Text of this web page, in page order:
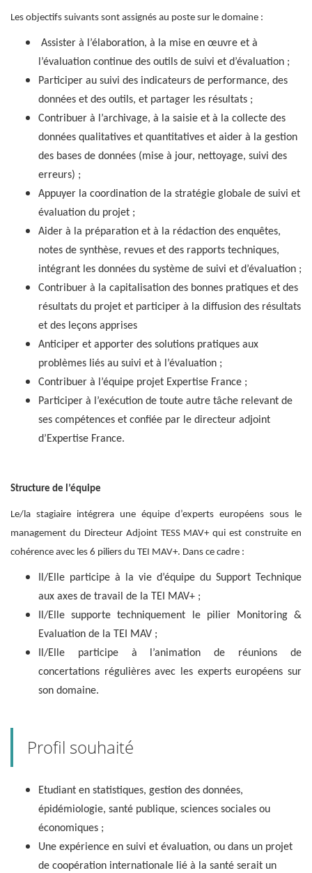
Les objectifs suivants sont assignés au poste sur le domaine :
Assister à l’élaboration, à la mise en œuvre et à
l’évaluation continue des outils de suivi et d’évaluation ;
Participer au suivi des indicateurs de performance, des
données et des outils, et partager les résultats ;
Contribuer à l’archivage, à la saisie et à la collecte des
données qualitatives et quantitatives et aider à la gestion
des bases de données (mise à jour, nettoyage, suivi des
erreurs) ;
Appuyer la coordination de la stratégie globale de suivi et
évaluation du projet ;
Aider à la préparation et à la rédaction des enquêtes,
notes de synthèse, revues et des rapports techniques,
intégrant les données du système de suivi et d’évaluation ;
Contribuer à la capitalisation des bonnes pratiques et des
résultats du projet et participer à la diffusion des résultats
et des leçons apprises
Anticiper et apporter des solutions pratiques aux
problèmes liés au suivi et à l’évaluation ;
Contribuer à l’équipe projet Expertise France ;
Participer à l’exécution de toute autre tâche relevant de
ses compétences et confiée par le directeur adjoint
d’Expertise France.
Structure de l’équipe
Le/la stagiaire intégrera une équipe d’experts européens sous le
management du Directeur Adjoint TESS MAV+ qui est construite en
cohérence avec les 6 piliers du TEI MAV+. Dans ce cadre :
Il/Elle participe à la vie d’équipe du Support Technique
aux axes de travail de la TEI MAV+ ;
Il/Elle supporte techniquement le pilier Monitoring &
Evaluation de la TEI MAV ;
Il/Elle participe à l’animation de réunions de
concertations régulières avec les experts européens sur
son domaine.
Profil souhaité
Etudiant en statistiques, gestion des données,
épidémiologie, santé publique, sciences sociales ou
économiques ;
Une expérience en suivi et évaluation, ou dans un projet
de coopération internationale lié à la santé serait un